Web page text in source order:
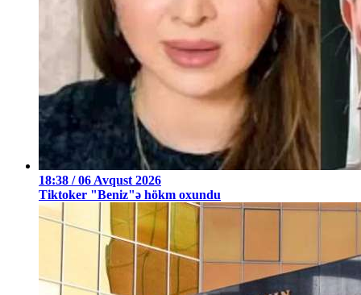
18:38 / 06 Avqust 2026
Tiktoker "Beniz"ə hökm oxundu